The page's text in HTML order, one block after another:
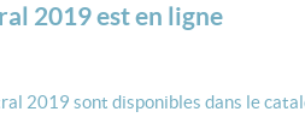
2019 est en ligne
2019 sont disponibles dans le